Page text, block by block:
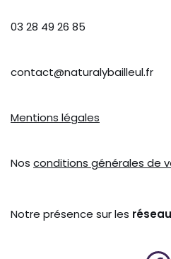
03 28 49 26 85
contact@naturalybailleul.fr
Mentions légales
Nos conditions générales de
Notre présence sur les